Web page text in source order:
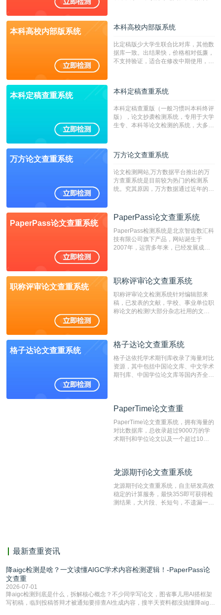
本科高校内部版系统 本科高校内部版系统
比定稿版少大学生联合比对库，其他数
据库一致。出结果快，价格相对低廉，
不支持验证，适合在修改中期使用，定
本科定稿查重系统 本科定稿查重系统
本科定稿查重版（一般习惯叫本科终评
版），论文抄袭检测系统，专用于大学
生专、本科等论文检测的系统，大多数
万方论文查重系统 万方论文查重系统
论文检测网站,万方数据平台推出的万
方查重系统是目前较为热门的检测系
统。究其原因，万方数据通过近年的发
检测系统，其真实性和权威性无可厚
非。其次，相对于知网而言，万方检测
费用少，上手容易，是学生初次论文查
重的推荐系统。
PaperPass论文查重系统
PaperPass论文查重系统
PaperPass检测系统是北京智齿数汇科
技有限公司旗下产品，网站诞生于
2007年，运营多年来，已经发展成为
检测速度快、精度高，市场反映良好。
职称评审论文查重系统
职称评审论文查重系统
职称评审论文检测系统针对编辑部来
稿，已发表的文献，学校、事业单位职
称论文的检测!大部分杂志社用的文献
编辑部检测来稿和已发表的文献,检测
测时注意填写第一作者,才能排除已发
表文献复制比。（限制字符数1万）
格子达论文查重系统
格子达论文查重系统
格子达依托学术期刊库收录了海量对比
资源，其中包括中国论文库、中文学术
期刊库、中国学位论文库等国内齐全的
系统，可检测中文、英文两种语言的论
PaperTime论文查重
PaperTime论文查重系统，拥有海量的
对比数据库，总收录超过9000万的学
术期刊和学位论文以及一个超过10亿
对，利用指纹索引快速而精准地在云检
有相似的片段，该项技术检测速度快、
准确率高，市场反映良好。
龙源期刊论文查重系统
龙源期刊论文查重系统，自主研发高效
稳定的计算服务，最快35S即可获得检
测结果，大片段、长短句，不遗漏一处
最新查重资讯
降aigc检测是啥？一文读懂AIGC学术内容检测逻辑！-PaperPass论
文查重
2026-07-01
降aigc检测到底是什么，拆解核心概念？不少同学写论文，图省事儿用AI搭框架
写初稿，临到投稿答辩才被通知要排查AI生成内容，搜半天资料都没搞懂降aigc